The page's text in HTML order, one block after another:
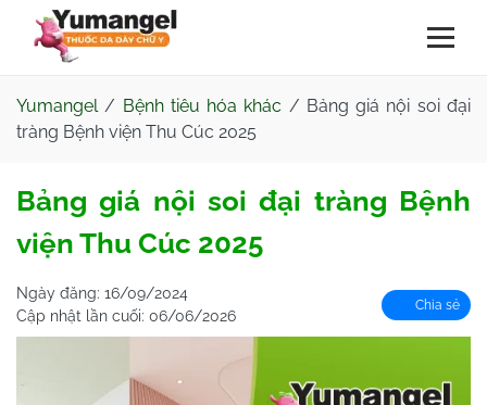
Yumangel/ Bệnh tiêu hóa khác / Bảng giá nội soi đại
tràng Bệnh viện Thu Cúc 2025
Bảng giá nội soi đại tràng Bệnh
viện Thu Cúc 2025
Ngày đăng: 16/09/2024
Cập nhật lần cuối: 06/06/2026
Chia sẻ